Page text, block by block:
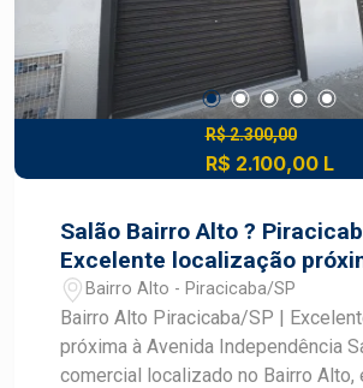
Excelente iluminação e ventilação
Localização privilegiada em frente
Imóvel ideal para empresas que
visibilidade e fácil logística em uma
consolidada para negócios. Construa seu futuro
com quem é agente de
visita.
R$ 2.300,00
R$ 2.100,00 L
Salão Bairro Alto ?
Excelente localização
Avenida Independência
Bairro Alto - Piracicaba/SP
Bairro Alto Piracicaba/SP |
próxima à Avenida Independência Salão
comercial localizado no Bairro Alto,